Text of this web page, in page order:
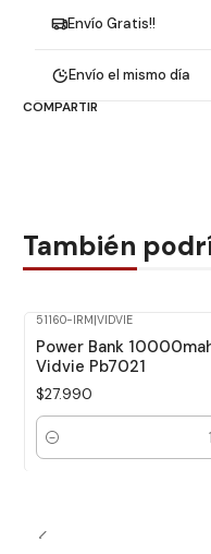
Envío Gratis!!
Envío el mismo día
COMPARTIR
También
51160-IRM|VIDVIE
Power Bank
Vidvie Pb7021
$27.990
Cantidad